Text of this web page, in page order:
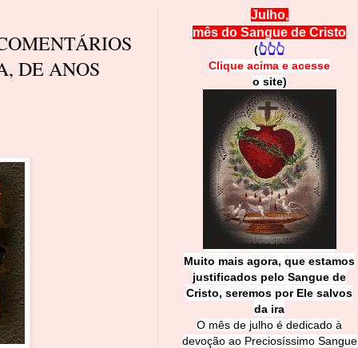
DE ANOS
Julho,
mês do Sangue de Cristo
(👆👆👆
Clique acima e acesse
o site)
Muito mais agora, que estamos
justificados pelo Sangue de
Cristo, seremos por Ele salvos
da ira
O mês de julho é dedicado à
devoção ao Preciosíssimo Sangue